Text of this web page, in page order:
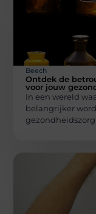
Beech
Ontdek de
voor jouw
In een wereld
belangrijker
gezondheidszorg